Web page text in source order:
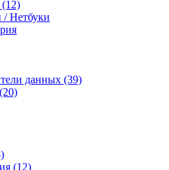
/ Нетбуки
данных (39)
(12)